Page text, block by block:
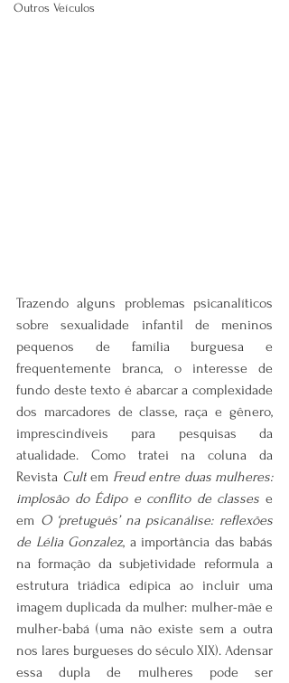
Outros Veículos
Trazendo alguns problemas psicanalíticos
sobre sexualidade infantil de meninos
pequenos de família burguesa e
frequentemente branca, o interesse de
fundo deste texto é abarcar a complexidade
dos marcadores de classe, raça e gênero,
imprescindíveis para pesquisas da
atualidade. Como tratei na coluna da
Revista Cult em Freud entre duas mulheres:
implosão do Édipo e conflito de classes e
em O ‘pretuguês’ na psicanálise: reflexões
de Lélia Gonzalez, a importância das babás
na formação da subjetividade reformula a
estrutura triádica edípica ao incluir uma
imagem duplicada da mulher: mulher-mãe e
mulher-babá (uma não existe sem a outra
nos lares burgueses do século XIX). Adensar
essa dupla de mulheres pode ser